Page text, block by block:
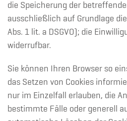
die Speicherung der
ausschließlich auf Grundlage
Abs. 1 lit. a DSGVO); die
widerrufbar.
Sie können Ihren Browser so
das Setzen von Cookies
nur im Einzelfall erlauben, die
bestimmte Fälle oder generell